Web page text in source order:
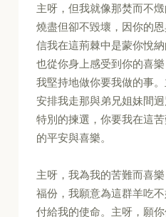
主呀，但我就像那焚而不
燒盡但卻不毀壞，因你的
信我在這荊棘中是蒙你悅
也從你身上感受到你的喜
我堅持地做你要我做的事
安排我走那與弟兄姐妹間
特別的揀選，你要我在這
的平安與喜樂。
主呀，我為我的苦難而喜
福份，我願意為這群羊吃
付給我的使命。主呀，願